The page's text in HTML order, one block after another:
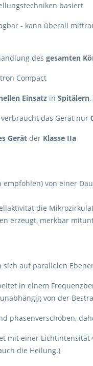
basiert
- kann überall
des gesamten
Compact
Einsatz in Spitälern,
das Gerät nur
Gerät der Klasse IIa
von einer
die
erzeugt, merkbar
sich auf parallelen
in einem
von der
phasenverschoben,
mit einer Lichtintensität
die Heilung.)